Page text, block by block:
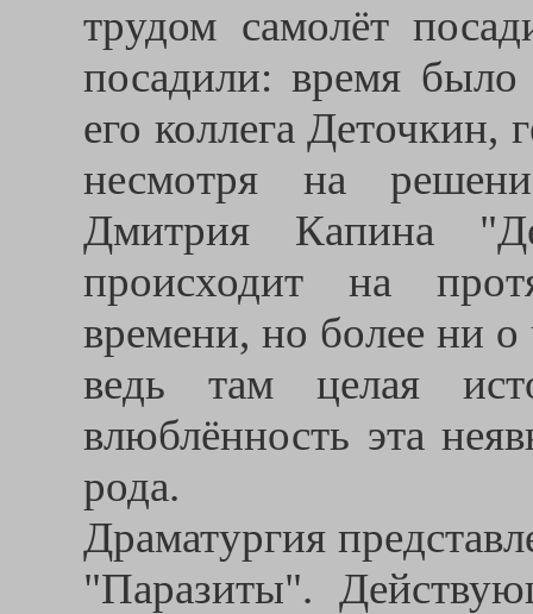
трудом самолёт
посадили: время было
его коллега Деточкин,
несмотря на
Дмитрия Капина
происходит на
времени, но более ни о
ведь там целая
влюблённость эта
рода.
Драматургия
"Паразиты".